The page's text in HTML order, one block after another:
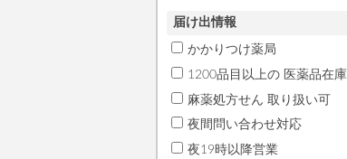
届け出情報
かかりつけ薬局
1200品目以上の 医薬品在庫
麻薬処方せん 取り扱い可
夜間問い合わせ対応
夜19時以降営業